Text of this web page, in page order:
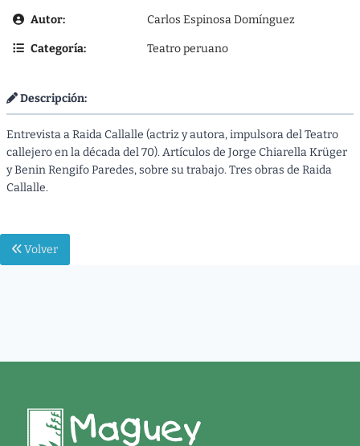
Autor: Carlos Espinosa Domínguez
Categoría: Teatro peruano
Descripción:
Entrevista a Raida Callalle (actriz y autora, impulsora del Teatro
callejero en la década del 70). Artículos de Jorge Chiarella Krüger
y Benin Rengifo Paredes, sobre su trabajo. Tres obras de Raida
Callalle.
Volver